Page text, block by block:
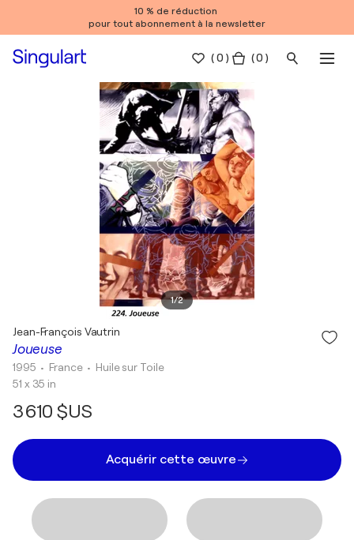
10 % de réduction
pour tout abonnement à la newsletter
(0 ) ( 0 )
1/2
Joueuse
Jean-François Vautrin
1995 • France • Huile sur Toile
51 x 35 in
3 610 $US
Acquérir cette œuvre